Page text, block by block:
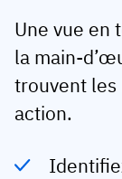
Gestion des
Fusion des
Profil de
Logistique
Fabrication
Voir tous les
Par rôles
Logistique
KLM Cargo
Programme
Webinaires
Customer
Une vue en
la main-
trouvent les
action.